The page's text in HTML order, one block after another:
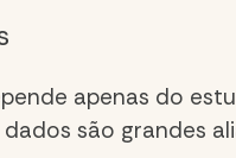
apenas do
dados são